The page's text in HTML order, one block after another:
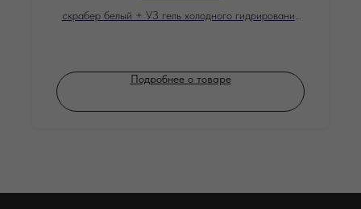
скрабер белый + УЗ гель холодного гидрирования
Подробнее о товаре